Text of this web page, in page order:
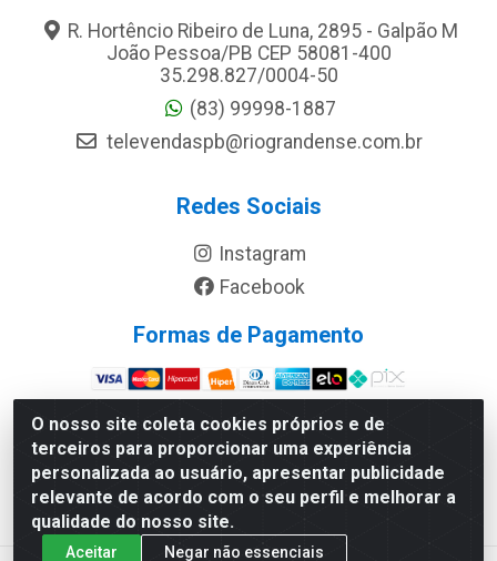
O nosso site coleta cookies próprios e de
terceiros para proporcionar uma experiência
personalizada ao usuário, apresentar publicidade
relevante de acordo com o seu perfil e melhorar a
qualidade do nosso site.
Aceitar Negar não essenciais
R. Hortêncio Ribeiro de Luna, 2895 - Galpão M
João Pessoa/PB CEP 58081-400
35.298.827/0004-50
(83) 99998-1887
televendaspb@riograndense.com.br
Redes Sociais
Instagram
Facebook
Formas de Pagamento
Site Seguro